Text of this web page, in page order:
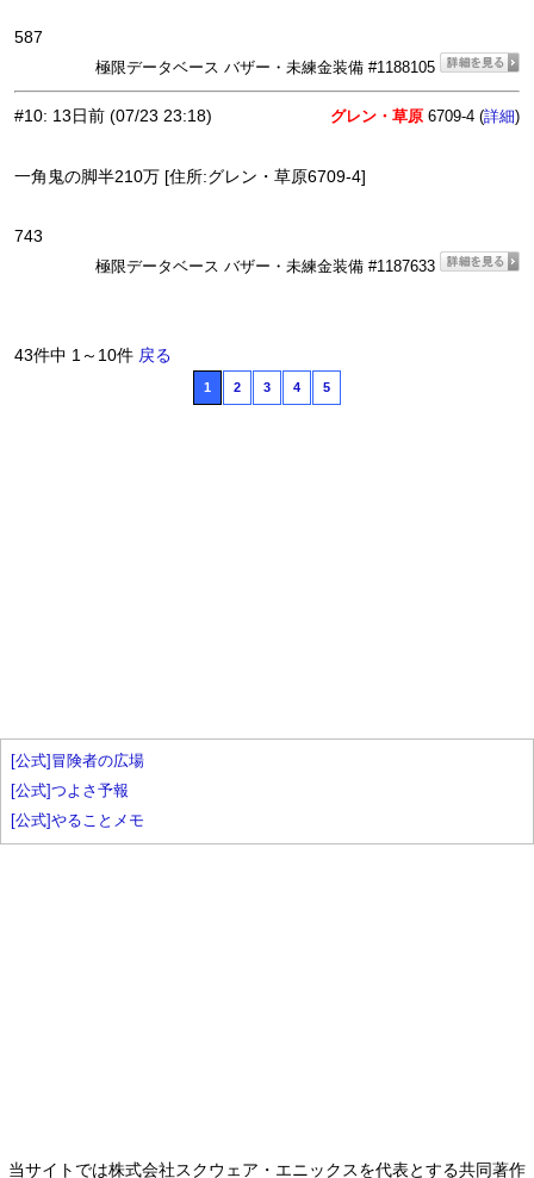
587
極限データベース バザー・未練金装備 #1188105
#10: 13日前 (07/23 23:18) グレン・草原 6709-4 (詳細)
一角鬼の脚半210万 [住所:グレン・草原6709-4]
743
極限データベース バザー・未練金装備 #1187633
43件中 1～10件 戻る
1 2 3 4 5
[公式]冒険者の広場
[公式]つよさ予報
[公式]やることメモ
当サイトでは株式会社スクウェア・エニックスを代表とする共同著作